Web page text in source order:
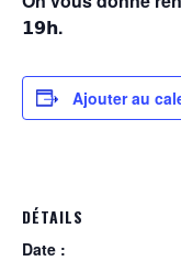
𝟭𝟵𝗵.
Ajouter au
DÉTAILS
Date :